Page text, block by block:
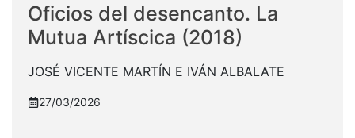
Oficios del desencanto. La
Mutua Artíscica (2018)
JOSÉ VICENTE MARTÍN E IVÁN ALBALATE
27/03/2026